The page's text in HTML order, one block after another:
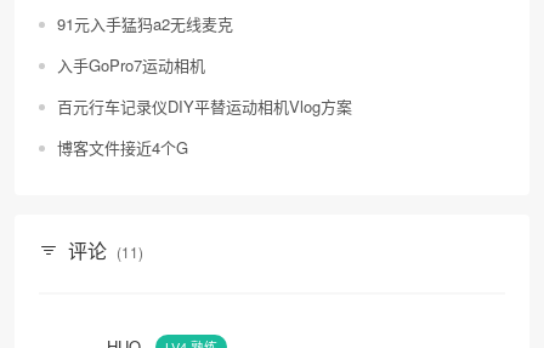
91元入手猛犸a2无线麦克
入手GoPro7运动相机
百元行车记录仪DIY平替运动相机Vlog方案
博客文件接近4个G
评论 (11)